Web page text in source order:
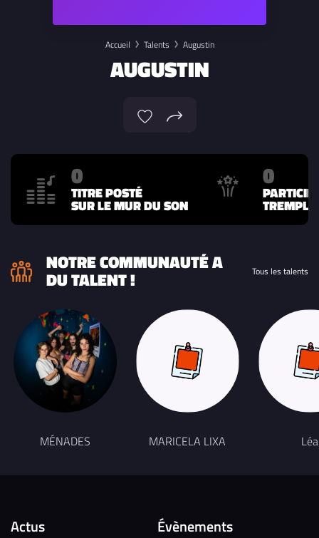
Accueil Talents Augustin
AUGUSTIN
0
TITRE POSTÉ
SUR LE MUR DU SON
0
NOTRE COMMUNAUTÉ A
DU TALENT ! Tous les talents
MÉNADES MARICELA LIXA Léa
Actus Évènements